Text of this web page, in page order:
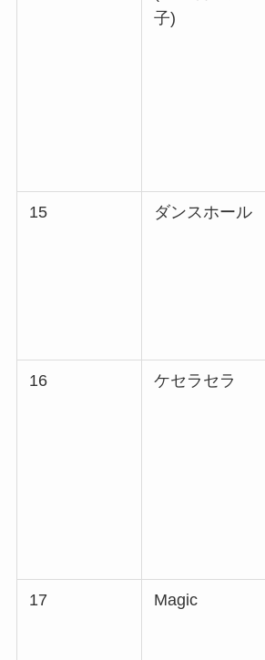
子)
15 ダンスホール
16 ケセラセラ
17 Magic